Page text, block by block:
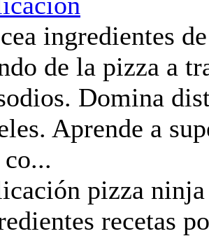
ingredientes
de la pizza a
Domina
Aprende a
co...
pizza
recetas